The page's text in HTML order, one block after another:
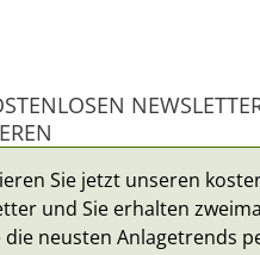
Sie jetzt unseren
und Sie erhalten
die neusten Anlagetrends